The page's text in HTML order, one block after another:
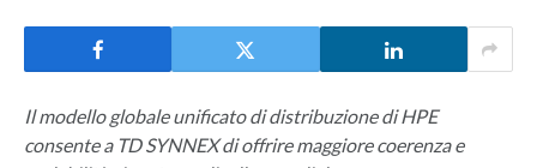
Il modello globale unificato di distribuzione di HPE
consente a TD SYNNEX di offrire maggiore coerenza e